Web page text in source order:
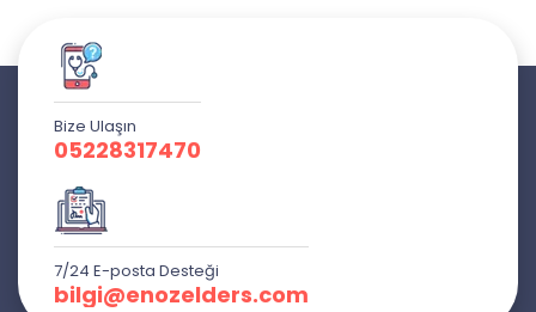
Bize Ulaşın
05228317470
7/24 E-posta Desteği
bilgi@enozelders.com